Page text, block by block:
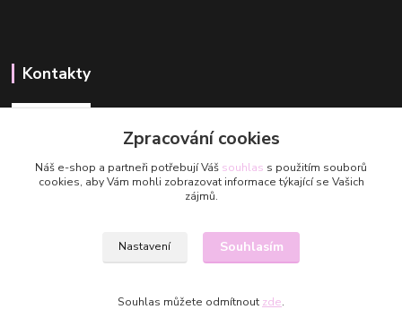
Kontakty
Aneta
Aneta@valmuegarn.com
Zpracování cookies
Náš e-shop a partneři potřebují Váš souhlas s použitím souborů
cookies, aby Vám mohli zobrazovat informace týkající se Vašich
zájmů.
Nastavení Souhlasím
Souhlas můžete odmítnout zde.